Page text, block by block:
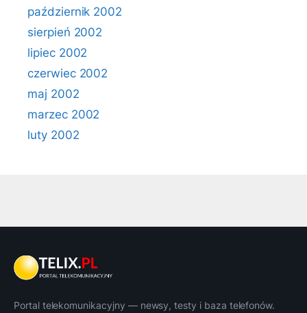
październik 2002
sierpień 2002
lipiec 2002
czerwiec 2002
maj 2002
marzec 2002
luty 2002
Portal telekomunikacyjny — newsy, testy i baza telefonów.